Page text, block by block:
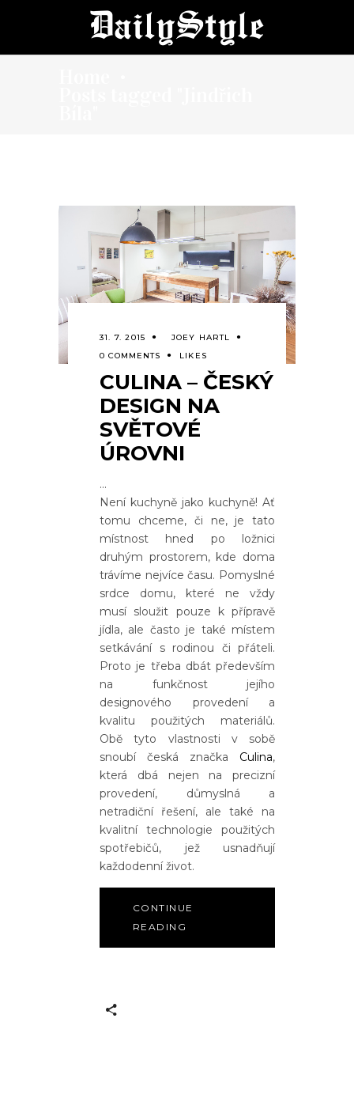
31. 7. 2015
JOEY HARTL
0 COMMENTS
LIKES
CULINA – ČESKÝ
DESIGN NA
SVĚTOVÉ
ÚROVNI
Není kuchyně jako kuchyně! Ať
tomu chceme, či ne, je tato
místnost hned po ložnici
druhým prostorem, kde doma
trávíme nejvíce času. Pomyslné
srdce domu, které ne vždy
musí sloužit pouze k přípravě
jídla, ale často je také místem
setkávání s rodinou či přáteli.
Proto je třeba dbát především
na funkčnost jejího
designového provedení a
kvalitu použitých materiálů.
Obě tyto vlastnosti v sobě
snoubí česká značka Culina,
která dbá nejen na precizní
provedení, důmyslná a
netradiční řešení, ale také na
kvalitní technologie použitých
spotřebičů, jež usnadňují
každodenní život.
CONTINUE
READING